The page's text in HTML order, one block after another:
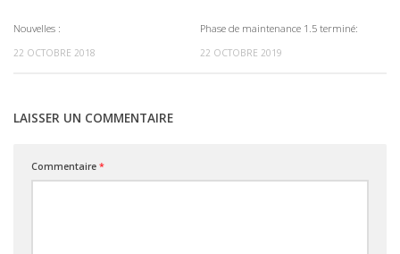
Nouvelles :
22 OCTOBRE 2018
Phase de maintenance 1.5 terminé:
22 OCTOBRE 2019
LAISSER UN COMMENTAIRE
Commentaire *